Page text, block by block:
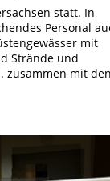
statt. In
Personal
mit
Strände und
zusammen mit